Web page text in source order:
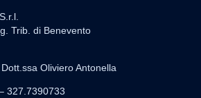
Trib. di Benevento
Oliviero Antonella
327.7390733